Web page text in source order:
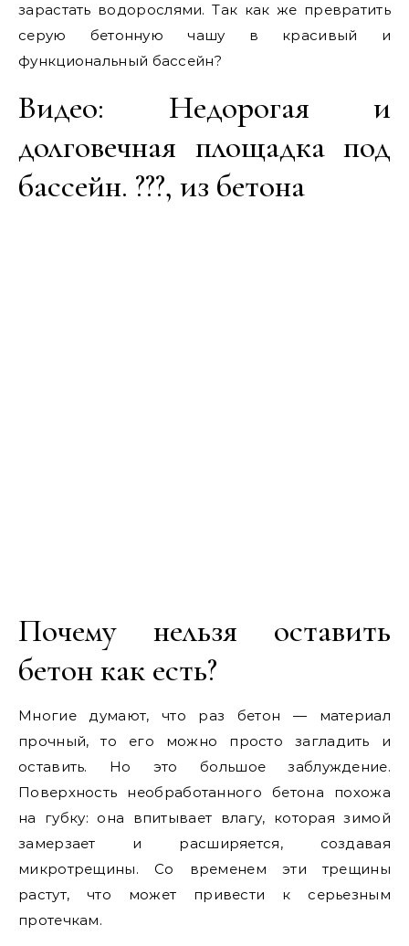
зарастать водорослями. Так как же превратить
серую бетонную чашу в красивый и
функциональный бассейн?
Видео: Недорогая и
долговечная площадка под
бассейн. ???, из бетона
Почему нельзя оставить
бетон как есть?
Многие думают, что раз бетон — материал
прочный, то его можно просто загладить и
оставить. Но это большое заблуждение.
Поверхность необработанного бетона похожа
на губку: она впитывает влагу, которая зимой
замерзает и расширяется, создавая
микротрещины. Со временем эти трещины
растут, что может привести к серьезным
протечкам.